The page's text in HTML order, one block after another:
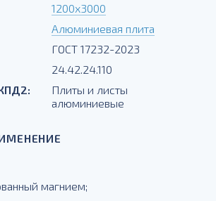
1200х3000
Алюминиевая плита
ГОСТ 17232-2023
24.42.24.110
Плиты и листы
алюминиевые
магнием;